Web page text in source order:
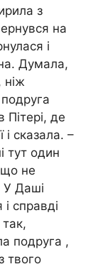
з
на
і
Думала,
ніж
Пітері, де
сказала. –
тут один
не
У Даші
справді
подруга ,
твого